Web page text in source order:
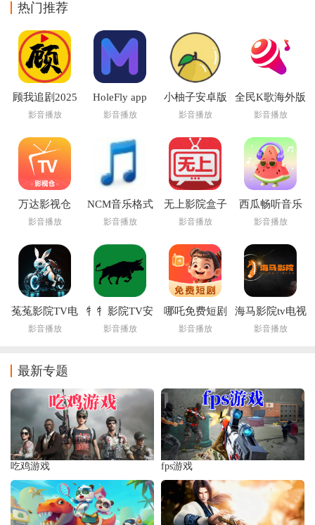
热门推荐
顾我追剧2025
最新版下载
影音播放
HoleFly app
影音播放
小柚子安卓版
下载
影音播放
全民K歌海外版
wesing
影音播放
万达影视仓
2025最新版
影音播放
NCM音乐格式
转换器安卓版
影音播放
无上影院盒子
影音播放
西瓜畅听音乐
最新版本
影音播放
菟菟影院TV电
视版
影音播放
牜牜影院TV安
卓版
影音播放
哪吒免费短剧
最新版
影音播放
海马影院tv电视
盒子
影音播放
最新专题
吃鸡游戏 fps游戏